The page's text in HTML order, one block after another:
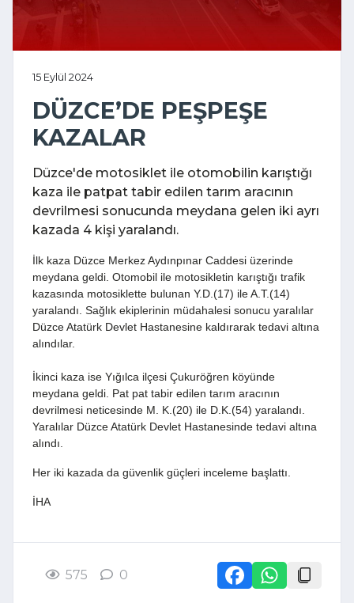
15 Eylül 2024
DÜZCE’DE PEŞPEŞE
KAZALAR
Düzce'de motosiklet ile otomobilin karıştığı
kaza ile patpat tabir edilen tarım aracının
devrilmesi sonucunda meydana gelen iki ayrı
kazada 4 kişi yaralandı.
İlk kaza Düzce Merkez Aydınpınar Caddesi üzerinde
meydana geldi. Otomobil ile motosikletin karıştığı trafik
kazasında motosiklette bulunan Y.D.(17) ile A.T.(14)
yaralandı. Sağlık ekiplerinin müdahalesi sonucu yaralılar
Düzce Atatürk Devlet Hastanesine kaldırarak tedavi altına
alındılar.
İkinci kaza ise Yığılca ilçesi Çukuröğren köyünde
meydana geldi. Pat pat tabir edilen tarım aracının
devrilmesi neticesinde M. K.(20) ile D.K.(54) yaralandı.
Yaralılar Düzce Atatürk Devlet Hastanesinde tedavi altına
alındı.
Her iki kazada da güvenlik güçleri inceleme başlattı.
İHA
575 0